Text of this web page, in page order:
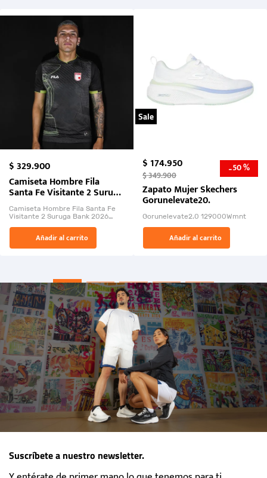
$329.900
Camiseta Hombre Fila
Santa Fe Visitante 2 Suruga
Bank 2026
Camiseta Hombre Fila Santa Fe
Visitante 2 Suruga Bank 2026
El Rugido del Sol Naciente:
“Primeros para la Et...
Añadir al carrito
Sale
$174.950
$349.900 -50 %
Zapato Mujer Skechers
Gorunelevate20.
Gorunelevate2.0 129000Wmnt
Añadir al carrito
Suscríbete a nuestro newsletter.